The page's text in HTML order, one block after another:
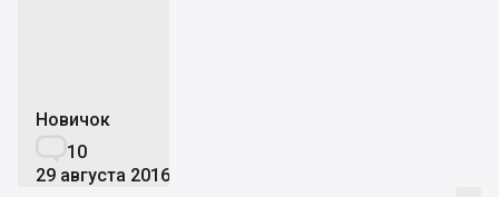
Новичок
10
29 августа 2016